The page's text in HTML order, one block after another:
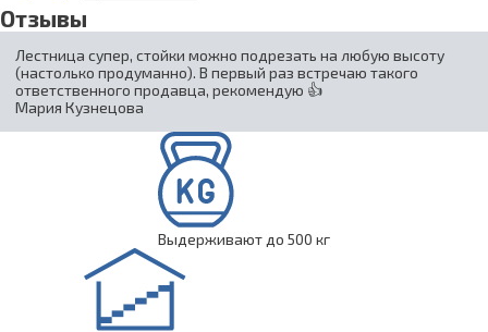
Отзывы
Лестница супер, стойки можно подрезать на любую высоту
(настолько продуманно). В первый раз встречаю такого
ответственного продавца, рекомендую 👍
Мария Кузнецова
Выдерживают до 500 кг